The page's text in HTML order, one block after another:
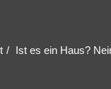
Ist es ein Haus?